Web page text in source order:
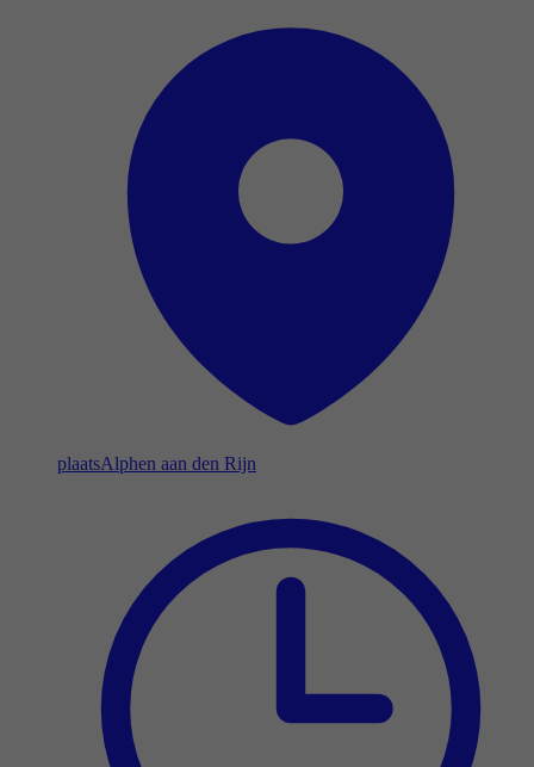
plaatsAlphen aan den Rijn